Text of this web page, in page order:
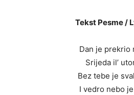
Tekst Pesme /
Dan je prekrio
Srijeda il’
Bez tebe je
I vedro nebo